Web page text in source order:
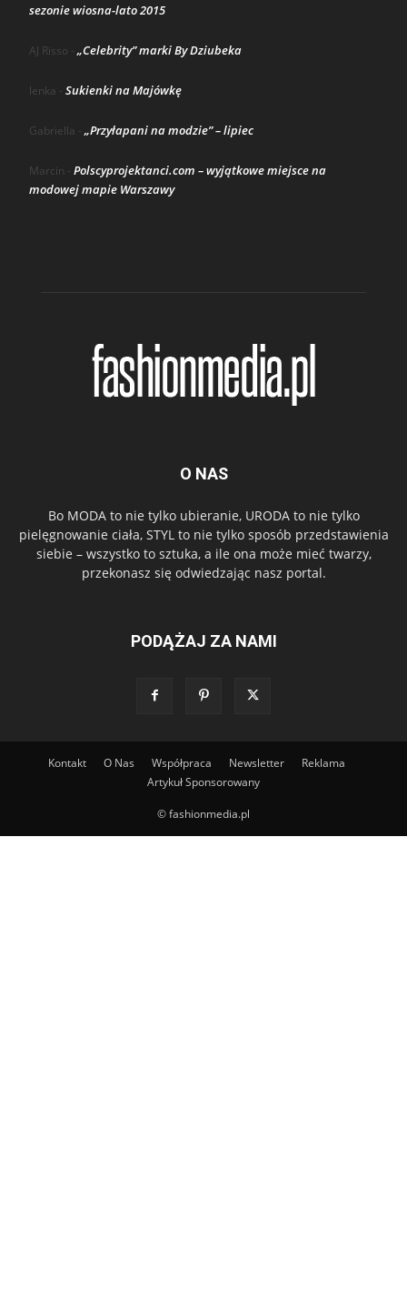
sezonie wiosna-lato 2015
AJ Risso - „Celebrity” marki By Dziubeka
lenka - Sukienki na Majówkę
Gabriella - „Przyłapani na modzie” – lipiec
Marcin - Polscyprojektanci.com – wyjątkowe miejsce na
modowej mapie Warszawy
O NAS
Bo MODA to nie tylko ubieranie, URODA to nie tylko
pielęgnowanie ciała, STYL to nie tylko sposób przedstawienia
siebie – wszystko to sztuka, a ile ona może mieć twarzy,
przekonasz się odwiedzając nasz portal.
PODĄŻAJ ZA NAMI
Kontakt O Nas Współpraca Newsletter
Reklama
Artykuł Sponsorowany
© fashionmedia.pl